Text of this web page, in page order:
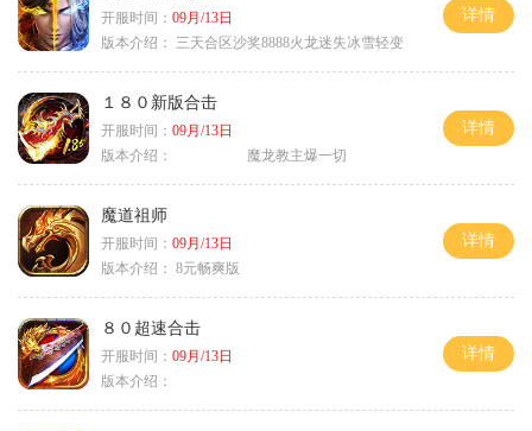
开服时间： 09月/13日
版本介绍：
三天合区沙奖8888火龙迷失冰雪轻变
详情
１８０新版合击
开服时间： 09月/13日
版本介绍：
魔龙教主爆一切
详情
魔道祖师
开服时间： 09月/13日
版本介绍： 8元畅爽版
详情
８０超速合击
开服时间： 09月/13日
版本介绍：
详情